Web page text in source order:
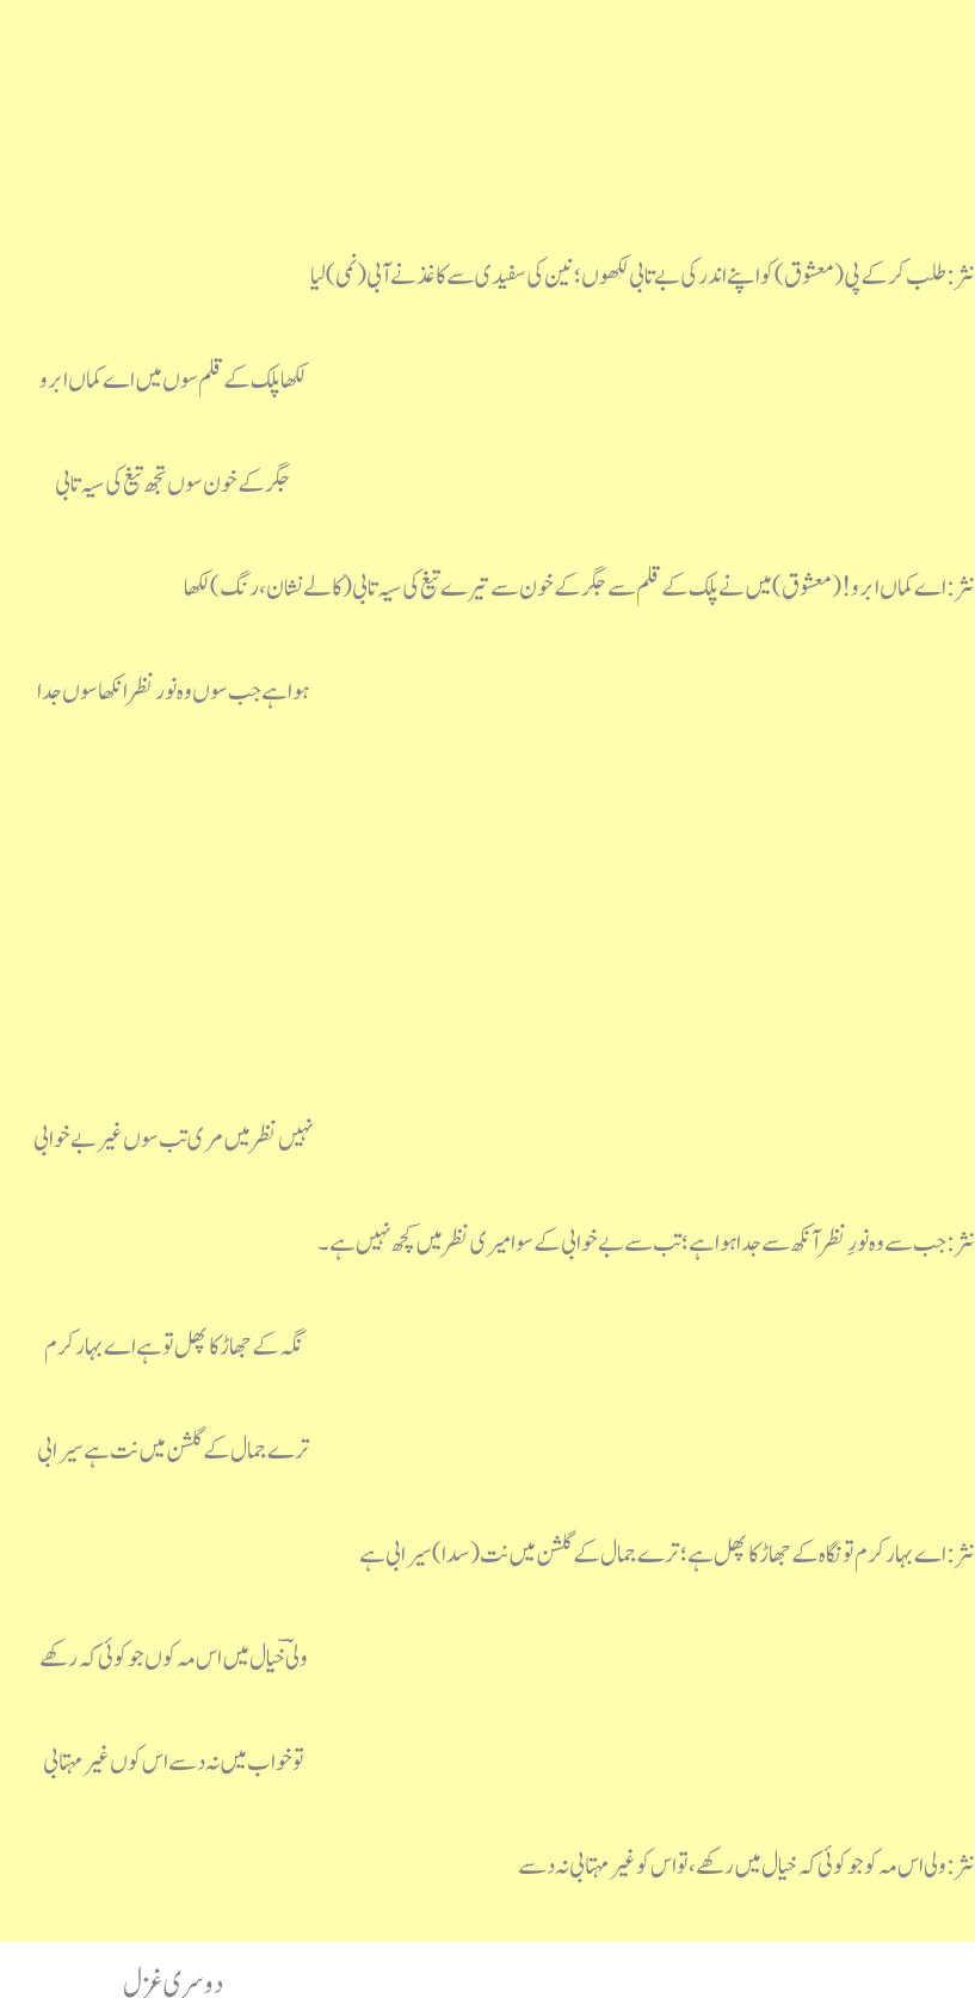
نثر: طلب کرکے پی (معشوق)کو اپنے اندر کی بے تابی لکھوں؛ نین کی سفیدی سے کاغذ نے آبی (نمی) لیا
لکھا پلک کے قلم سوں میں اے کماں ابرو
جگر کے خون سوں تجھ تیغ کی سیہ تابی
نثر:اے کماں ابرو ! (معشوق) میں نے پلک کے قلم سےجگر کے خون سے تیرے تیغ کی سیہ تابی (کالے نشان ، رنگ) لکھا
ہوا ہے جب سوں وہ نورنظرانکھا سوں جدا
نہیں نظر میں مری تب سوں غیر بے خوابی
نثر: جب سے وہ نورِ نظر آنکھ سے جدا ہوا ہے؛تب سے بے خوابی کے سوا میری نظر میں کچھ نہیں ہے۔
نگہ کے جھاڑ کا پھل تو ہے اے بہار کرم
ترے جمال کے گلشن میں نت ہے سیرابی
نثر: اے بہار کرم تو نگاہ کے جھاڑ کا پھل ہے؛ ترے جمال کے گلشن میں نت (سدا) سیرابی ہے
ولیؔ خیال میں اس مہ کوں جو کوئی کہ رکھے
تو خواب میں نہ دسے اس کوں غیر مہتابی
نثر: ولی اس مہ کو جو کوئی کہ خیال میں رکھے، تو اس کو غیرمہتابی نہ دسے
دوسری غزل